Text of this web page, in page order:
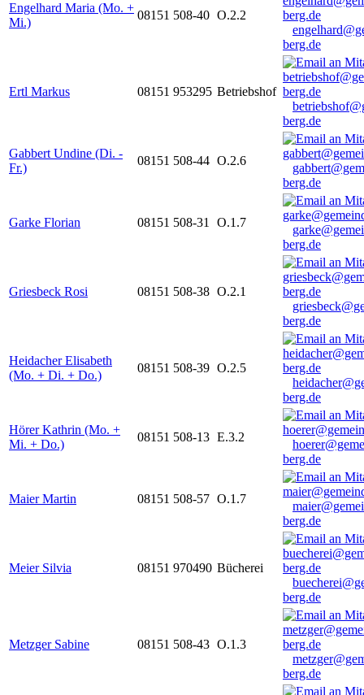
Engelhard Maria (Mo. +
Mi.)
08151 508-40 O.2.2
berg.de
Ertl Markus 08151 953295 Betriebshof
berg.de
Gabbert Undine (Di. -
Fr.)
08151 508-44 O.2.6
berg.de
Garke Florian 08151 508-31 O.1.7
berg.de
Griesbeck Rosi 08151 508-38 O.2.1
berg.de
Heidacher Elisabeth
(Mo. + Di. + Do.)
08151 508-39 O.2.5
berg.de
Hörer Kathrin (Mo. +
Mi. + Do.)
08151 508-13 E.3.2
berg.de
Maier Martin 08151 508-57 O.1.7
berg.de
Meier Silvia 08151 970490 Bücherei
berg.de
Metzger Sabine 08151 508-43 O.1.3
berg.de